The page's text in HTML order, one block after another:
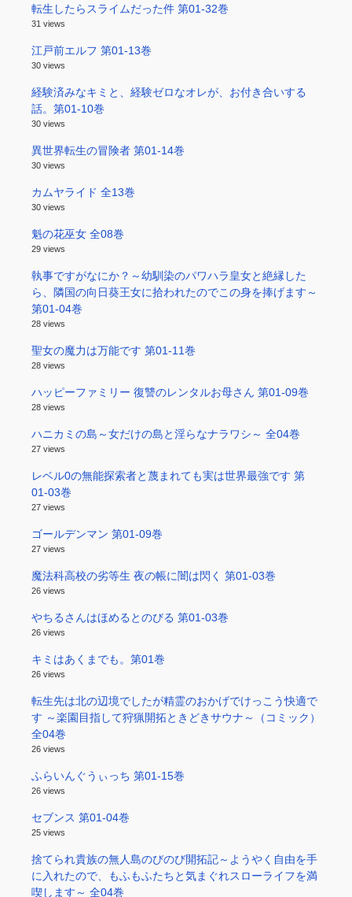
転生したらスライムだった件 第01-32巻
31 views
江戸前エルフ 第01-13巻
30 views
経験済みなキミと、経験ゼロなオレが、お付き合いする
話。第01-10巻
30 views
異世界転生の冒険者 第01-14巻
30 views
カムヤライド 全13巻
30 views
魁の花巫女 全08巻
29 views
執事ですがなにか？～幼馴染のパワハラ皇女と絶縁した
ら、隣国の向日葵王女に拾われたのでこの身を捧げます～
第01-04巻
28 views
聖女の魔力は万能です 第01-11巻
28 views
ハッピーファミリー 復讐のレンタルお母さん 第01-09巻
28 views
ハニカミの島～女だけの島と淫らなナラワシ～ 全04巻
27 views
レベル0の無能探索者と蔑まれても実は世界最強です 第
01-03巻
27 views
ゴールデンマン 第01-09巻
27 views
魔法科高校の劣等生 夜の帳に闇は閃く 第01-03巻
26 views
やちるさんはほめるとのびる 第01-03巻
26 views
キミはあくまでも。第01巻
26 views
転生先は北の辺境でしたが精霊のおかげでけっこう快適で
す ～楽園目指して狩猟開拓ときどきサウナ～（コミック）
全04巻
26 views
ふらいんぐうぃっち 第01-15巻
26 views
セブンス 第01-04巻
25 views
捨てられ貴族の無人島のびのび開拓記～ようやく自由を手
に入れたので、もふもふたちと気まぐれスローライフを満
喫します～ 全04巻